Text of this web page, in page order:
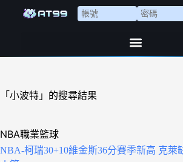
「小波特」的搜尋結果
NBA職業籃球
NBA-柯瑞30+10維金斯36分賽季新高 克萊